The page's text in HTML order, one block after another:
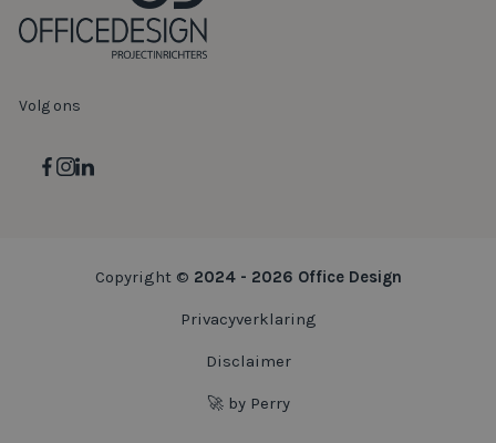
Volg ons
Copyright © 2024 - 2026 Office Design
Privacyverklaring
Disclaimer
🚀 by Perry